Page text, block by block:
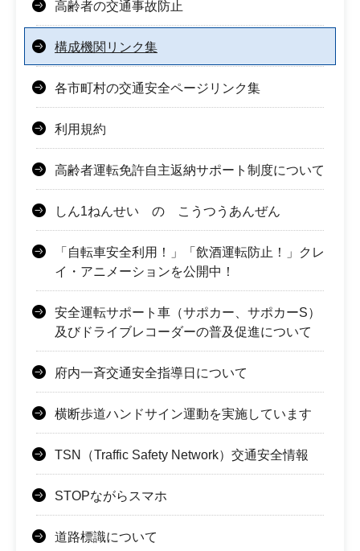
高齢者の交通事故防止
構成機関リンク集
各市町村の交通安全ページリンク集
利用規約
高齢者運転免許自主返納サポート制度について
しん1ねんせい の こうつうあんぜん
「自転車安全利用！」「飲酒運転防止！」クレ
イ・アニメーションを公開中！
安全運転サポート車（サポカー、サポカーS）
及びドライブレコーダーの普及促進について
府内一斉交通安全指導日について
横断歩道ハンドサイン運動を実施しています
TSN（Traffic Safety Network）交通安全情報
STOPながらスマホ
道路標識について